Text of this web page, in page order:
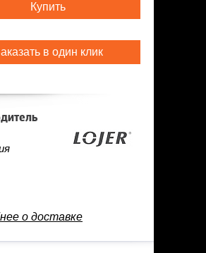
Купить
в один клик
о доставке